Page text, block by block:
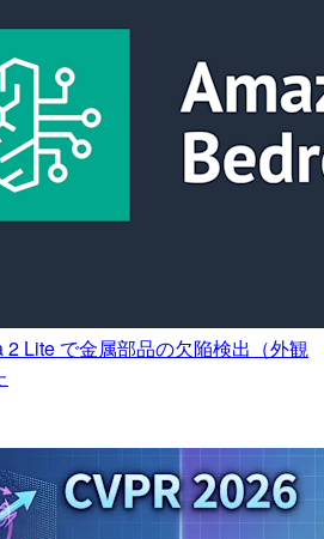
Lite で金属部品の欠陥検出（外観